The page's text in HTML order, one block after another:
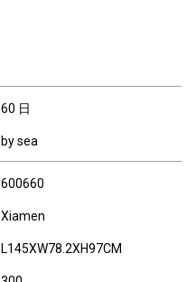
60 日
by sea
600660
Xiamen
L145XW78.2XH97CM